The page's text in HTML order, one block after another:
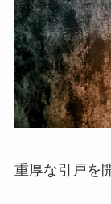
重厚な引戸を